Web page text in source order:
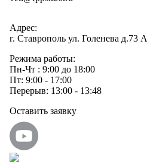
Адрес:
г. Ставрополь ул. Голенева д.73 A
Режима работы:
Пн-Чт : 9:00 до 18:00
Пт: 9:00 - 17:00
Перерыв: 13:00 - 13:48
Оставить заявку